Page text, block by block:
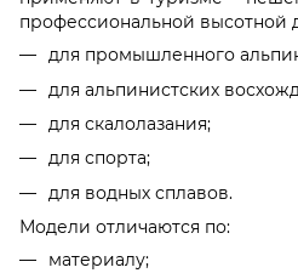
профессиональной высотной
для промышленного
для альпинистских
для скалолазания;
для спорта;
для водных сплавов.
Модели отличаются по:
материалу;